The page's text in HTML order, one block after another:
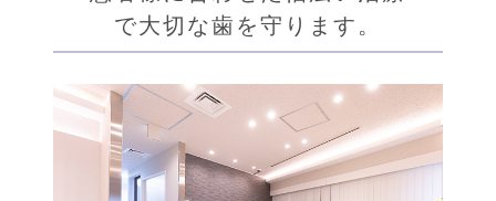
で大切な歯を守ります。